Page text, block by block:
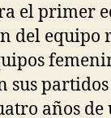
el primer
del equipo
sus
años